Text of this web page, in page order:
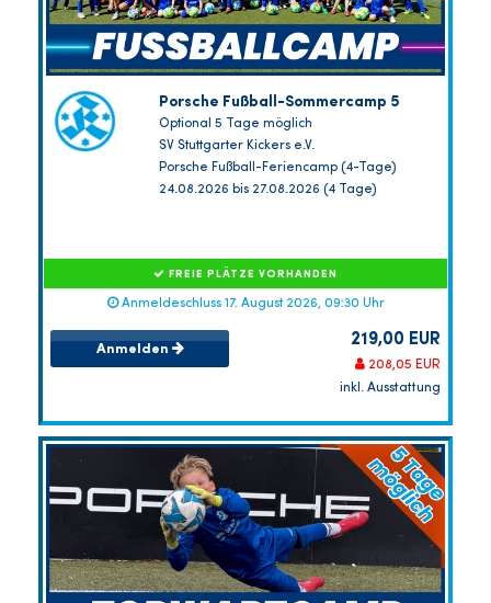
Porsche Fußball-Sommercamp 5
Optional 5 Tage möglich
SV Stuttgarter Kickers e.V.
Porsche Fußball-Feriencamp (4-Tage)
24.08.2026 bis 27.08.2026 (4 Tage)
FREIE PLÄTZE VORHANDEN
Anmeldeschluss 17. August 2026, 09:30 Uhr
Anmelden 219,00 EUR
208,05 EUR
inkl. Ausstattung